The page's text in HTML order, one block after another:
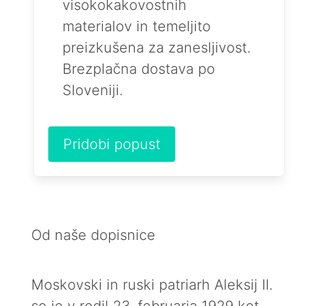
visokokakovostnih
materialov in temeljito
preizkušena za zanesljivost.
Brezplačna dostava po
Sloveniji.
Pridobi popust
Od naše dopisnice
Moskovski in ruski patriarh Aleksij II.